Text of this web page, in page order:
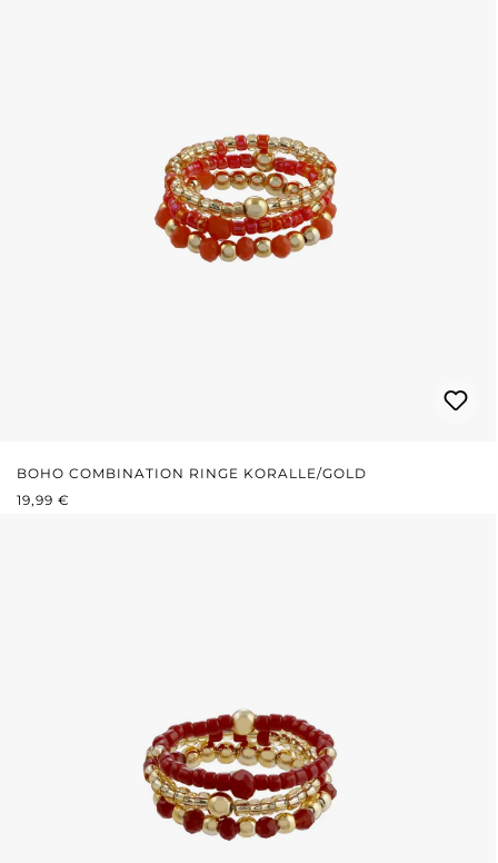
BOHO COMBINATION RINGE KORALLE/GOLD
REGULÄRER PREIS:
19,99 €